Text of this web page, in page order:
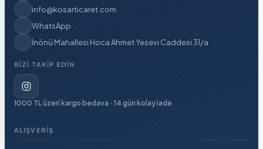
info@kosarticaret.com
WhatsApp
İnönü Mahallesi Hoca Ahmet Yesevi Caddesi 31/a
BIZI TAKIP EDIN
1000 TL üzeri kargo bedava · 14 gün kolay iade
ALIŞVERIŞ